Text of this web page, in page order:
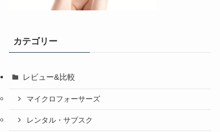
カテゴリー
レビュー&比較
マイクロフォーサーズ
レンタル・サブスク